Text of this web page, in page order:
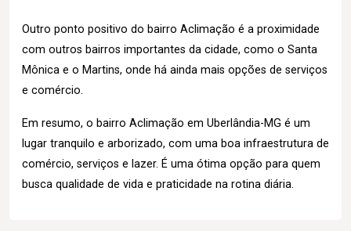
Outro ponto positivo do bairro Aclimação é a proximidade
com outros bairros importantes da cidade, como o Santa
Mônica e o Martins, onde há ainda mais opções de serviços
e comércio.
Em resumo, o bairro Aclimação em Uberlândia-MG é um
lugar tranquilo e arborizado, com uma boa infraestrutura de
comércio, serviços e lazer. É uma ótima opção para quem
busca qualidade de vida e praticidade na rotina diária.